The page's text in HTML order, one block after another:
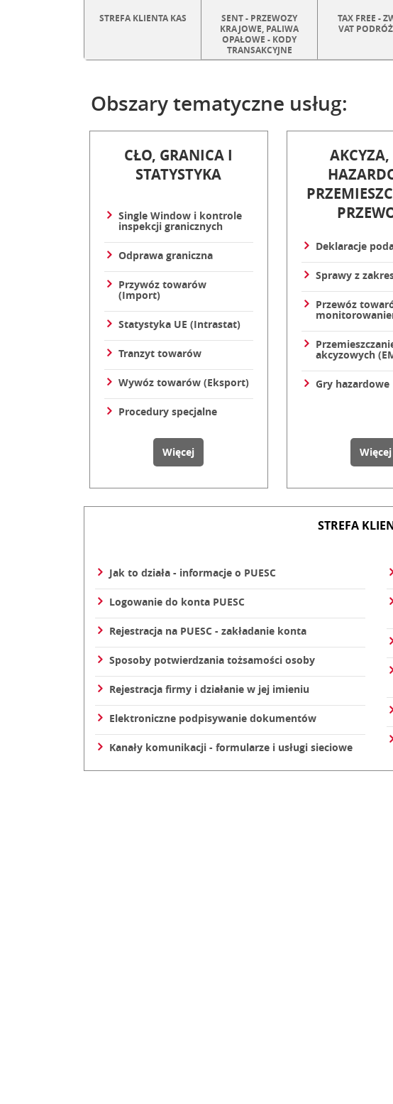
C
STREFA KLIENTA KAS
SENT - PRZEWOZY
KRAJOWE, PALIWA
OPAŁOWE - KODY
TRANSAKCYJNE
TAX FREE -
VAT
Obszary tematyczne usług:
CŁO, GRANICA I
STATYSTYKA
Single Window i kontrole
inspekcji granicznych
Odprawa graniczna
Przywóz towarów
(Import)
Statystyka UE (Intrastat)
Tranzyt towarów
Wywóz towarów (Eksport)
Procedury specjalne
Więcejna temat Cło, Granica i Statystyka
AKCYZA,
Deklaracje
Sprawy z
Przewóz
akcyzowych
Gry hazardowe
Więcej
STREFA
Jak to działa - informacje o PUESC
Logowanie do konta PUESC
Rejestracja na PUESC - zakładanie konta
Sposoby potwierdzania tożsamości osoby
Rejestracja firmy i działanie w jej imieniu
Elektroniczne podpisywanie dokumentów
Kanały komunikacji - formularze i usługi sieciowe